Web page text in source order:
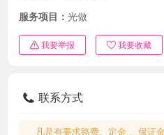
服务项目： 光做
我要举报 我要收藏
联系方式
凡是有要求路费、定金 、保证